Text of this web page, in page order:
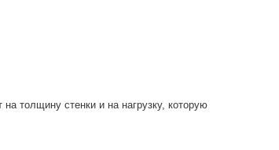
толщину стенки и на нагрузку, которую